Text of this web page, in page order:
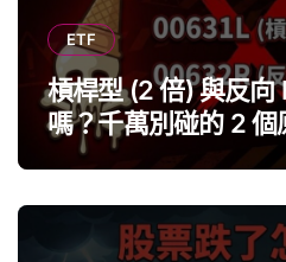
ETF
槓桿型 (2 倍) 與反向
嗎？千萬別碰的 2 個